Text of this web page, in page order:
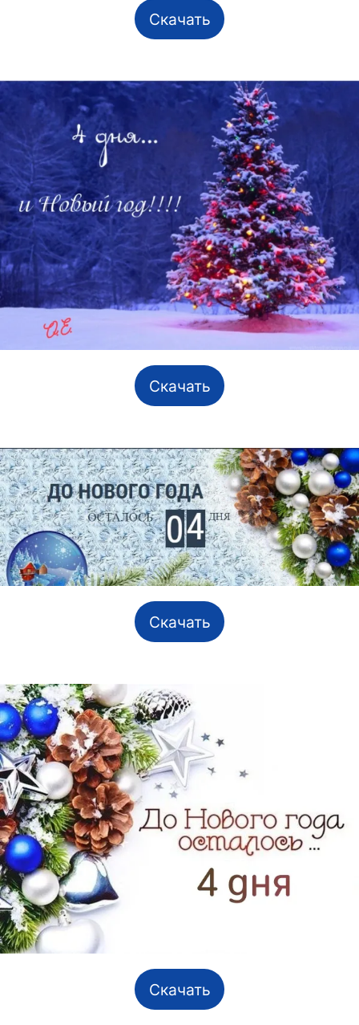
Скачать
Скачать
Скачать
Скачать